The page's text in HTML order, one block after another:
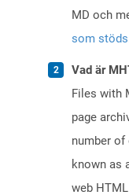
MD och
som stöds
Vad är
Files with
page
number
known as
web